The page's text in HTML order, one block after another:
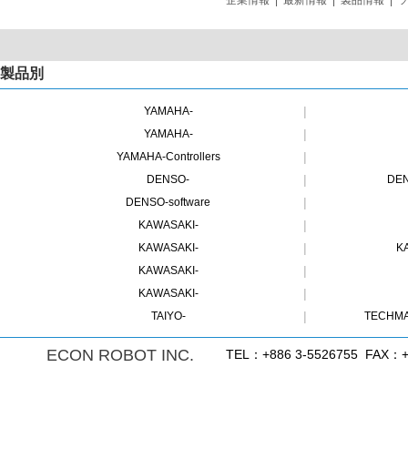
製品別
YAMAHA- |
YAMAHA- |
YAMAHA-Controllers |
DENSO- |
DENSO-software
|
KAWASAKI- |
KAWASAKI- |
KAWASAKI-
|
KAWASAKI- |
TAIYO- |
ECON ROBOT INC. TEL：+886 3-5526755 FAX：